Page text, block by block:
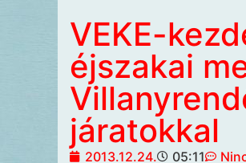
VEKE-
éjszakai
járatokkal
2013.12.24. 05:11